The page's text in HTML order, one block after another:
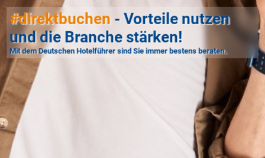
#direktbuchen - Vorteile nutzen
und die Branche stärken!
Mit dem Deutschen Hotelführer sind Sie immer bestens beraten.